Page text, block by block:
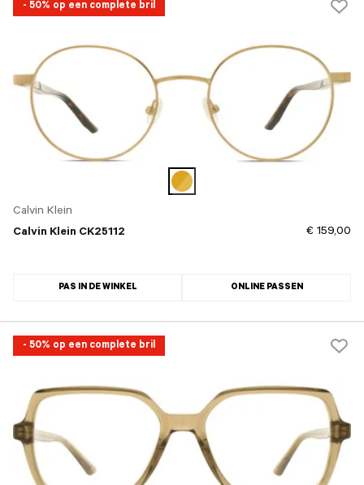
- 50% op een complete bril
Calvin Klein
Calvin Klein CK25112
€ 159,00
PAS IN DE WINKEL ONLINE PASSEN
- 50% op een complete bril